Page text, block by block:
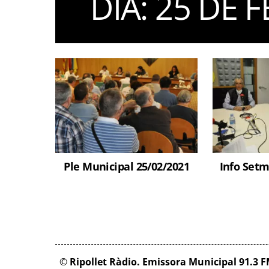
Ple Municipal 25/02/2021 Info
© Ripollet Ràdio. Emissora Municipal 91.3